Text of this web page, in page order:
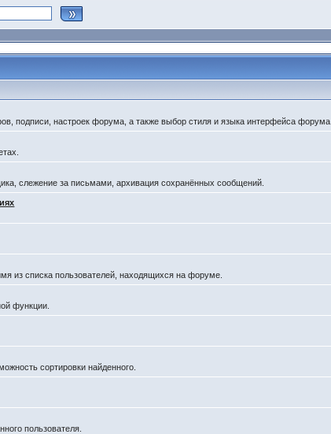
подписи, настроек форума, а также выбор стиля и языка интерфейса форума.
слежение за письмами, архивация сохранённых сообщений.
из списка пользователей, находящихся на форуме.
функции.
сортировки найденного.
пользователя.